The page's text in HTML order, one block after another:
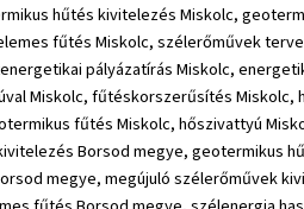
hűtés kivitelezés Miskolc,
fűtés Miskolc, szélerőművek
pályázatírás Miskolc,
Miskolc, fűtéskorszerűsítés
fűtés Miskolc, hőszivattyú
Borsod megye, geotermikus
megye, megújuló szélerőművek